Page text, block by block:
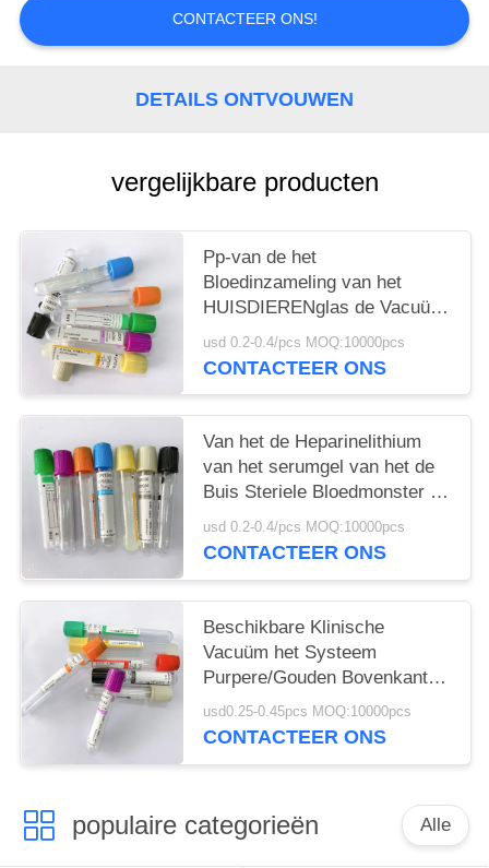
CONTACTEER ONS!
DETAILS ONTVOUWEN
vergelijkbare producten
Pp-van de het
Bloedinzameling van het
HUISDIERENglas de Vacuüm
van het het Systeemserum
Separator 1-6ml
usd 0.2-0.4/pcs MOQ:10000pcs
CONTACTEER ONS
Van het de Heparinelithium
van het serumgel van het de
Buis Steriele Bloedmonster de
Inzamelingsbuizen
usd 0.2-0.4/pcs MOQ:10000pcs
CONTACTEER ONS
Beschikbare Klinische
Vacuüm het Systeem
Purpere/Gouden Bovenkant
van de Bloedinzameling
usd0.25-0.45pcs MOQ:10000pcs
CONTACTEER ONS
populaire categorieën Alle